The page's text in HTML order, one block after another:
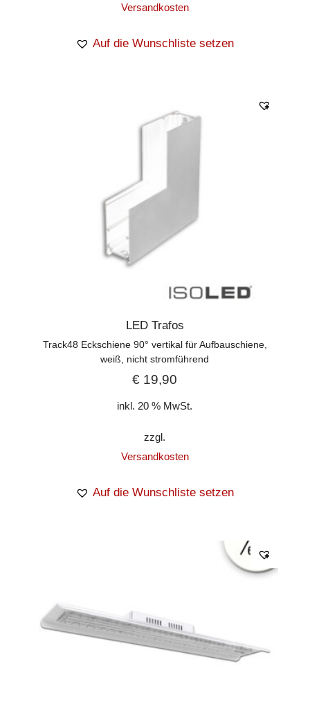
Versandkosten
Auf die Wunschliste setzen
LED Trafos
Track48 Eckschiene 90° vertikal für Aufbauschiene,
weiß, nicht stromführend
€ 19,90
inkl. 20 % MwSt.
zzgl.
Versandkosten
Auf die Wunschliste setzen